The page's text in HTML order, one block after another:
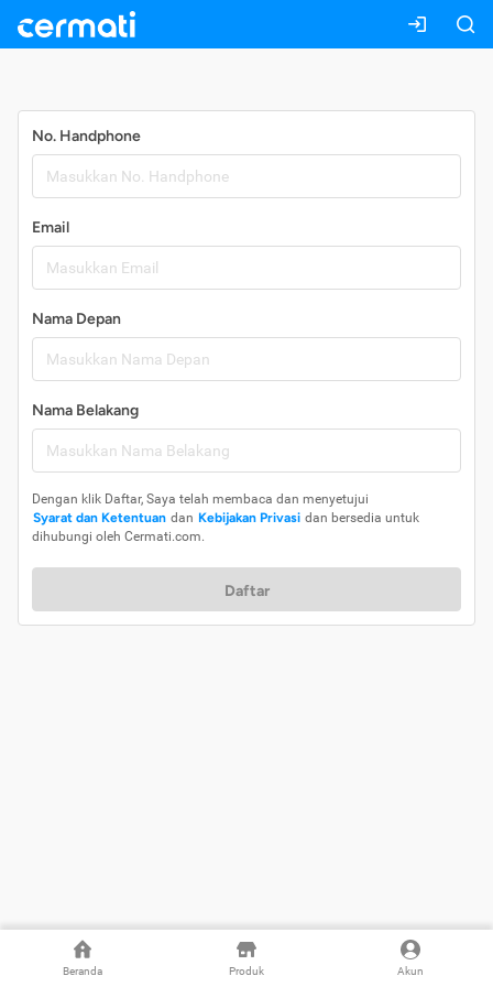
Beranda Produk Akun
No. Handphone
Email
Nama Depan
Nama Belakang
Dengan klik Daftar, Saya telah membaca dan menyetujui
Syarat dan Ketentuan dan Kebijakan Privasi dan bersedia untuk
dihubungi oleh Cermati.com.
Daftar